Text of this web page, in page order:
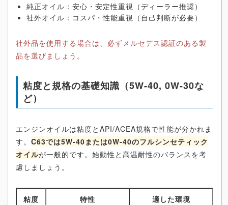
純正オイル：安心・安定性重視（ディーラー推奨）
社外オイル：コスパ・性能重視（自己判断が必要）
社外品を使用する場合は、必ずメルセデス認証のある製
品を選びましょう。
粘度と規格の基礎知識（5W-40, 0W-30な
ど）
エンジンオイルは粘度とAPI/ACEA規格で性能が分かれま
す。 C63では5W-40または0W-40のフルシンセティック
オイルが一般的です。始動性と高温耐性のバランスを考
慮しましょう。
粘度 特性 適した環境